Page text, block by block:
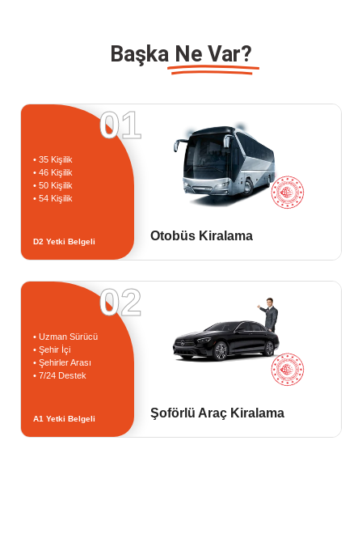
Başka Ne Var?
01
• 35 Kişilik
• 46 Kişilik
• 50 Kişilik
• 54 Kişilik
D2 Yetki Belgeli Otobüs Kiralama
02
• Uzman Sürücü
• Şehir İçi
• Şehirler Arası
• 7/24 Destek
A1 Yetki Belgeli Şoförlü Araç Kiralama